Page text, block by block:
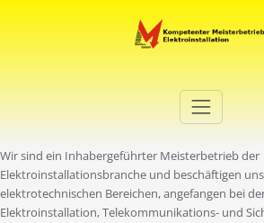
Elektro Martini
Wir sind ein Inhabergeführter Meisterbetrieb der
Elektroinstallationsbranche und beschäftigen
elektrotechnischen Bereichen, angefangen bei
Elektroinstallation, Telekommunikations- und